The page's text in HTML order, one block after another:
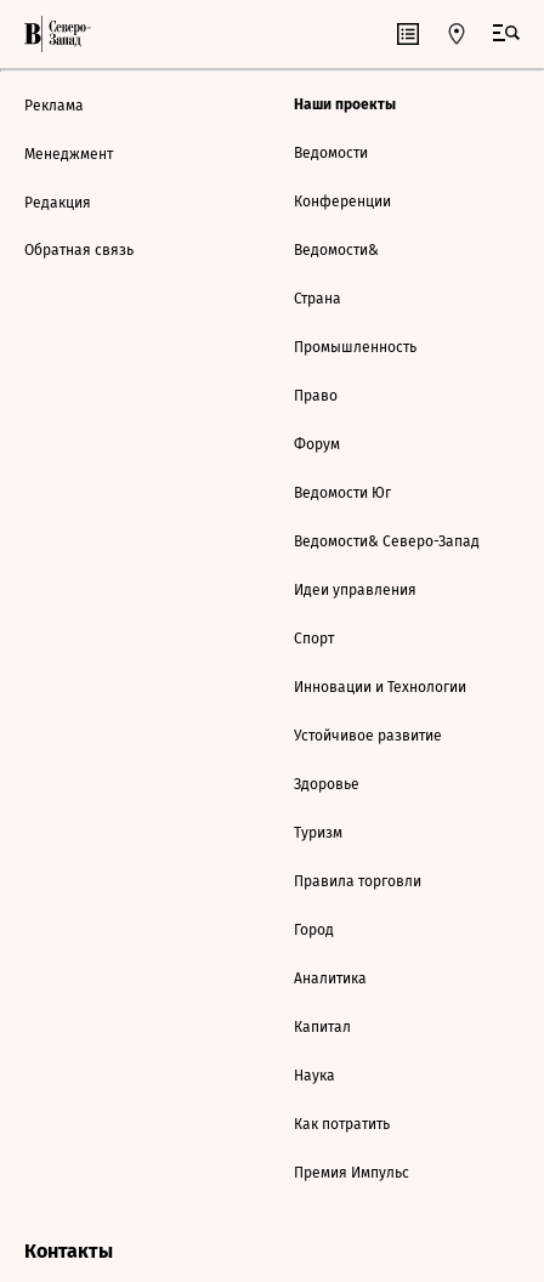
Реклама
Менеджмент
Редакция
Обратная связь
Наши проекты
Ведомости
Конференции
Ведомости&
Страна
Промышленность
Право
Форум
Ведомости Юг
Ведомости& Северо-Запад
Идеи управления
Спорт
Инновации и Технологии
Устойчивое развитие
Здоровье
Туризм
Правила торговли
Город
Аналитика
Капитал
Наука
Как потратить
Премия Импульс
Контакты